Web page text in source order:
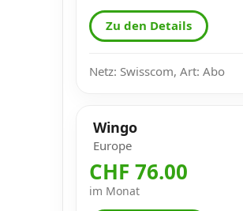
Zu den Details
Netz: Swisscom, Art: Abo
Wingo
Europe
CHF 76.00
im Monat